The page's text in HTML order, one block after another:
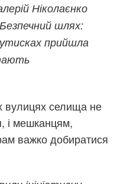
Ніколаєнко
шлях:
прийшла
вулицях селища не
і мешканцям,
важко добиратися